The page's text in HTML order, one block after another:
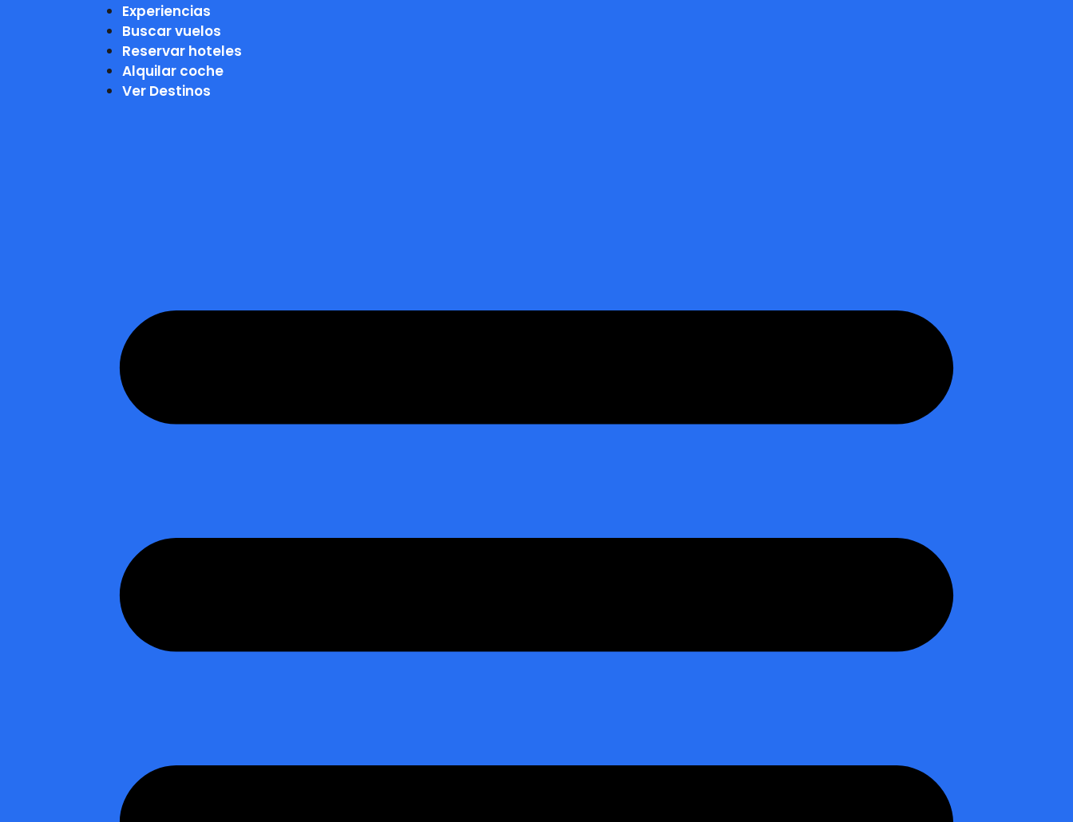
Experiencias
Buscar vuelos
Reservar hoteles
Alquilar coche
Ver Destinos